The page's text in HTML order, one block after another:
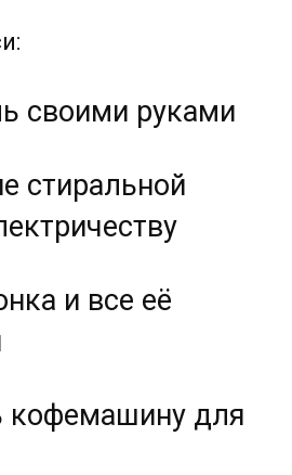
своими руками
стиральной
и все её
кофемашину для